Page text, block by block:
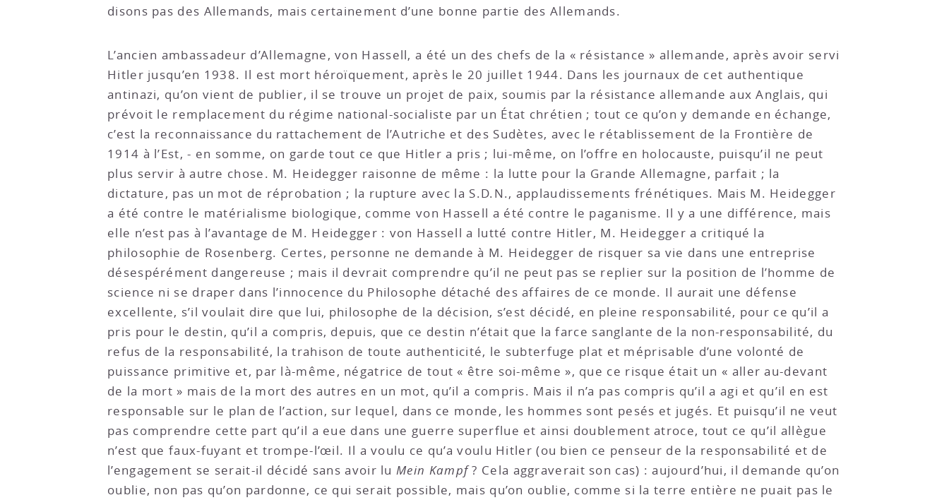
disons pas des Allemands, mais certainement d’une bonne partie des Allemands.
L’ancien ambassadeur d’Allemagne, von Hassell, a été un des chefs de la « résistance » allemande, après avoir servi
Hitler jusqu’en 1938. Il est mort héroïquement, après le 20 juillet 1944. Dans les journaux de cet authentique
antinazi, qu’on vient de publier, il se trouve un projet de paix, soumis par la résistance allemande aux Anglais, qui
prévoit le remplacement du régime national-socialiste par un État chrétien ; tout ce qu’on y demande en échange,
c’est la reconnaissance du rattachement de l’Autriche et des Sudètes, avec le rétablissement de la Frontière de
1914 à l’Est, - en somme, on garde tout ce que Hitler a pris ; lui-même, on l’offre en holocauste, puisqu’il ne peut
plus servir à autre chose. M. Heidegger raisonne de même : la lutte pour la Grande Allemagne, parfait ; la
dictature, pas un mot de réprobation ; la rupture avec la S.D.N., applaudissements frénétiques. Mais M. Heidegger
a été contre le matérialisme biologique, comme von Hassell a été contre le paganisme. Il y a une différence, mais
elle n’est pas à l’avantage de M. Heidegger : von Hassell a lutté contre Hitler, M. Heidegger a critiqué la
philosophie de Rosenberg. Certes, personne ne demande à M. Heidegger de risquer sa vie dans une entreprise
désespérément dangereuse ; mais il devrait comprendre qu’il ne peut pas se replier sur la position de l’homme de
science ni se draper dans l’innocence du Philosophe détaché des affaires de ce monde. Il aurait une défense
excellente, s’il voulait dire que lui, philosophe de la décision, s’est décidé, en pleine responsabilité, pour ce qu’il a
pris pour le destin, qu’il a compris, depuis, que ce destin n’était que la farce sanglante de la non-responsabilité, du
refus de la responsabilité, la trahison de toute authenticité, le subterfuge plat et méprisable d’une volonté de
puissance primitive et, par là-même, négatrice de tout « être soi-même », que ce risque était un « aller au-devant
de la mort » mais de la mort des autres en un mot, qu’il a compris. Mais il n’a pas compris qu’il a agi et qu’il en est
responsable sur le plan de l’action, sur lequel, dans ce monde, les hommes sont pesés et jugés. Et puisqu’il ne veut
pas comprendre cette part qu’il a eue dans une guerre superflue et ainsi doublement atroce, tout ce qu’il allègue
n’est que faux-fuyant et trompe-l’œil. Il a voulu ce qu’a voulu Hitler (ou bien ce penseur de la responsabilité et de
l’engagement se serait-il décidé sans avoir luMein Kampf? Cela aggraverait son cas) : aujourd’hui, il demande qu’on
oublie, non pas qu’on pardonne, ce qui serait possible, mais qu’on oublie, comme si la terre entière ne puait pas le